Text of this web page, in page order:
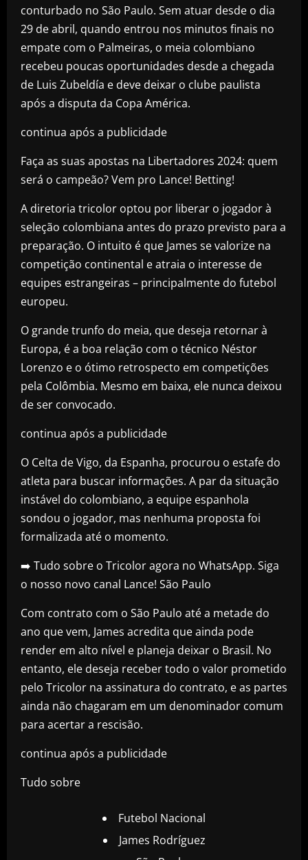
conturbado no São Paulo. Sem atuar desde o dia
29 de abril, quando entrou nos minutos finais no
empate com o Palmeiras, o meia colombiano
recebeu poucas oportunidades desde a chegada
de Luis Zubeldía e deve deixar o clube paulista
após a disputa da Copa América.
continua após a publicidade
Faça as suas apostas na Libertadores 2024: quem
será o campeão? Vem pro Lance! Betting!
A diretoria tricolor optou por liberar o jogador à
seleção colombiana antes do prazo previsto para a
preparação. O intuito é que James se valorize na
competição continental e atraia o interesse de
equipes estrangeiras – principalmente do futebol
europeu.
O grande trunfo do meia, que deseja retornar à
Europa, é a boa relação com o técnico Néstor
Lorenzo e o ótimo retrospecto em competições
pela Colômbia. Mesmo em baixa, ele nunca deixou
de ser convocado.
continua após a publicidade
O Celta de Vigo, da Espanha, procurou o estafe do
atleta para buscar informações. A par da situação
instável do colombiano, a equipe espanhola
sondou o jogador, mas nenhuma proposta foi
formalizada até o momento.
➡️ Tudo sobre o Tricolor agora no WhatsApp. Siga
o nosso novo canal Lance! São Paulo
Com contrato com o São Paulo até a metade do
ano que vem, James acredita que ainda pode
render em alto nível e planeja deixar o Brasil. No
entanto, ele deseja receber todo o valor prometido
pelo Tricolor na assinatura do contrato, e as partes
ainda não chagaram em um denominador comum
para acertar a rescisão.
continua após a publicidade
Tudo sobre
Futebol Nacional
James Rodríguez